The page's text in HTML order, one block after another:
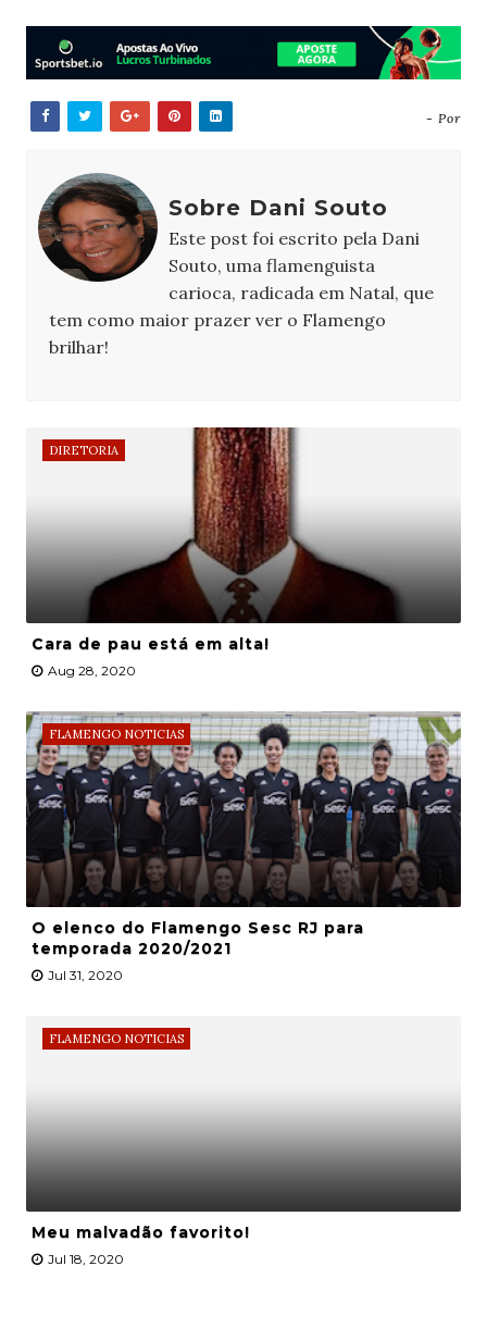
- Por
Sobre Dani Souto
Este post foi escrito pela Dani
Souto, uma flamenguista
carioca, radicada em Natal, que
tem como maior prazer ver o Flamengo
brilhar!
DIRETORIA
Cara de pau está em alta!
Aug 28, 2020
FLAMENGO NOTICIAS
O elenco do Flamengo Sesc RJ para
temporada 2020/2021
Jul 31, 2020
FLAMENGO NOTICIAS
Meu malvadão favorito!
Jul 18, 2020